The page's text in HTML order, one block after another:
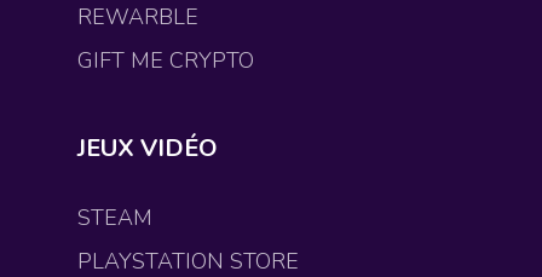
REWARBLE
GIFT ME CRYPTO
JEUX VIDÉO
STEAM
PLAYSTATION STORE